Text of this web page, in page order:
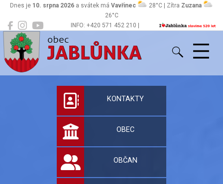
INFO: +420 571 452 210 |
Dnes je 10. srpna 2026 a svátek má Vavřinec 28°C | Zítra Zuzana
26°C
Jablůnka
Oficiální stránky
KONTAKTY
OBEC
OBČAN